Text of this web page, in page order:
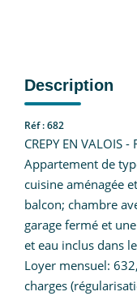
Description
Réf : 682
CREPY EN VALOIS -
Appartement de
cuisine aménagée
balcon; chambre
garage fermé et
et eau inclus dans
Loyer mensuel:
charges